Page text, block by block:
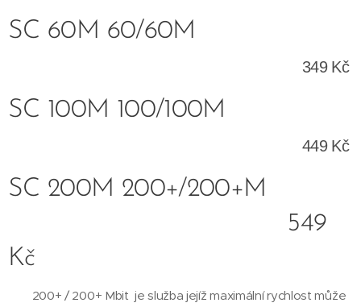
SC 60M 60/60M
349 Kč
SC 100M 100/100M
449 Kč
SC 200M 200+/200+M
549
Kč
200+ / 200+ Mbit je služba jejíž maximální rychlost může